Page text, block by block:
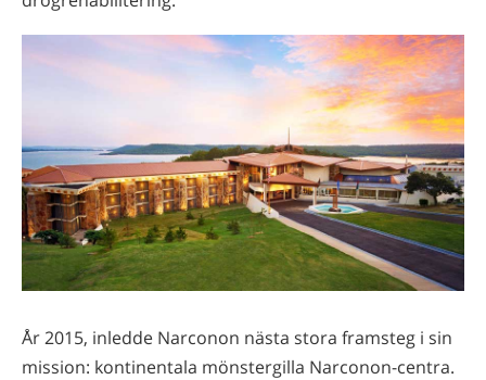
År 2015, inledde Narconon nästa stora framsteg i sin
mission: kontinentala mönstergilla Narconon-centra.